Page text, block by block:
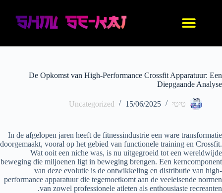
De Opkomst van High-Performance Crossfit Apparatuur: Een
Diepgaande Analyse
טיטי 15/06/2025
Uncategorized
In de afgelopen jaren heeft de fitnessindustrie een ware transformatie
doorgemaakt, vooral op het gebied van functionele training en Crossfit.
Wat ooit een niche was, is nu uitgegroeid tot een wereldwijde
beweging die miljoenen ligt in beweging brengen. Een kerncomponent
van deze evolutie is de ontwikkeling en distributie van high-
performance apparatuur die tegemoetkomt aan de veeleisende normen
van zowel professionele atleten als enthousiaste recreanten.